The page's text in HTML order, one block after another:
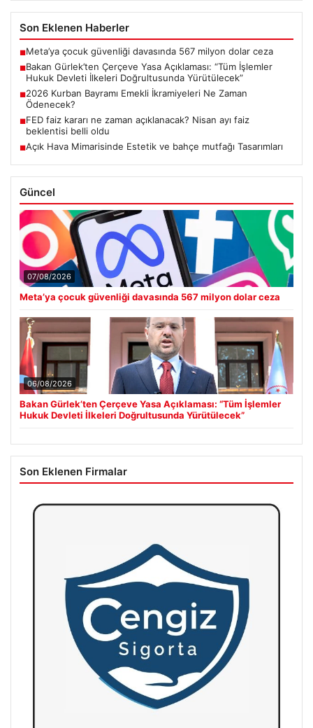
Son Eklenen Haberler
■Meta’ya çocuk güvenliği davasında 567 milyon dolar ceza
■Bakan Gürlek’ten Çerçeve Yasa Açıklaması: “Tüm İşlemler
Hukuk Devleti İlkeleri Doğrultusunda Yürütülecek”
■2026 Kurban Bayramı Emekli İkramiyeleri Ne Zaman
Ödenecek?
■FED faiz kararı ne zaman açıklanacak? Nisan ayı faiz
beklentisi belli oldu
■Açık Hava Mimarisinde Estetik ve bahçe mutfağı Tasarımları
Güncel
07/08/2026
Meta’ya çocuk güvenliği davasında 567 milyon dolar ceza
06/08/2026
Bakan Gürlek’ten Çerçeve Yasa Açıklaması: “Tüm İşlemler
Hukuk Devleti İlkeleri Doğrultusunda Yürütülecek”
Son Eklenen Firmalar